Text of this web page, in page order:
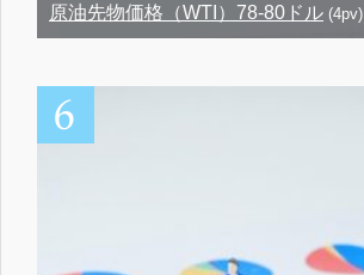
原油先物価格（WTI）78-80ドル (4pv)